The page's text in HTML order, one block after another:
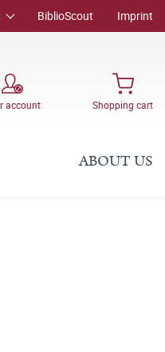
BiblioScout Imprint
account Shopping cart
ABOUT US